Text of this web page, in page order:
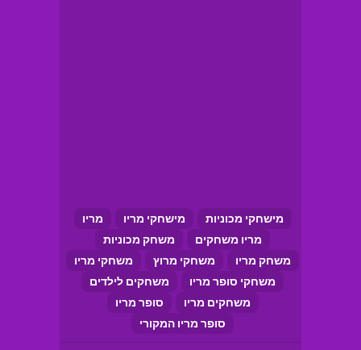
מישחקי מכוניות מישחקי מריו
מריו
מריו משחקים
משחק מכוניות
משחק מריו
משחקי מרוץ
משחקי מריו
משחקי סופר מריו
משחקים לילדים
משחקים מריו
סופר מריו
סופר מריו המקורי